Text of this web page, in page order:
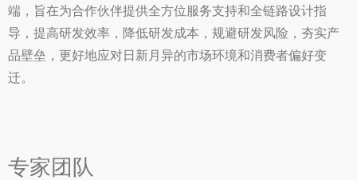
端，旨在为合作伙伴提供全方位服务支持和全链路设计指
导，提高研发效率，降低研发成本，规避研发风险，夯实产
品壁垒，更好地应对日新月异的市场环境和消费者偏好变
迁。
专家团队